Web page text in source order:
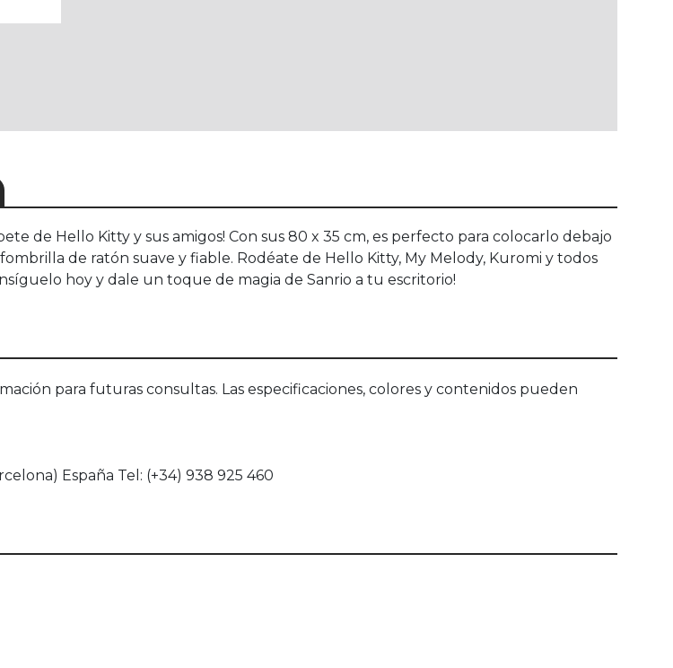
de Hello Kitty y sus amigos! Con sus 80 x 35 cm, es perfecto para colocarlo debajo
de ratón suave y fiable. Rodéate de Hello Kitty, My Melody, Kuromi y todos
hoy y dale un toque de magia de Sanrio a tu escritorio!
para futuras consultas. Las especificaciones, colores y contenidos pueden
España Tel: (+34) 938 925 460